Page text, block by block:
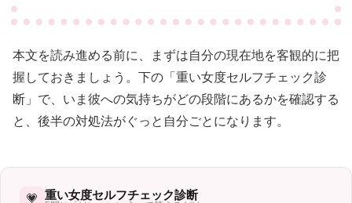
本文を読み進める前に、まずは自分の現在地を客観的に把
握しておきましょう。下の「重い女度セルフチェック診
断」で、いま彼への気持ちがどの段階にあるかを確認する
と、後半の対処法がぐっと自分ごとになります。
💗 重い女度セルフチェック診断